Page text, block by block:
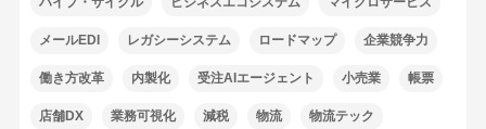
メールEDI レガシーシステム ロードマップ 企業競争力
働き方改革 内製化 受注AIエージェント 小売業 帳票
店舗DX 業務可視化 減税 物流 物流テック